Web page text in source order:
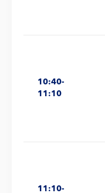
10:40-
11:10
11:10-